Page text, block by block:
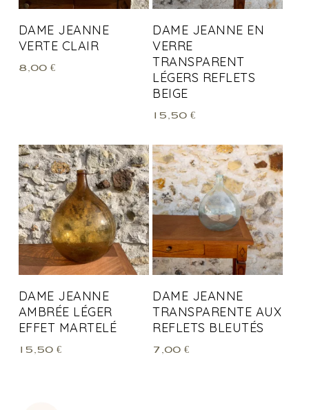
DAME JEANNE
VERTE CLAIR
8,00 €
DAME JEANNE EN
VERRE
TRANSPARENT
LÉGERS REFLETS
BEIGE
15,50€
DAME JEANNE
AMBRÉE LÉGER
EFFET MARTELÉ
15,50 €
DAME JEANNE
TRANSPARENTE AUX
REFLETS BLEUTÉS
7,00€